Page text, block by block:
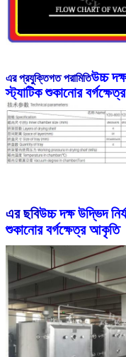
এর প্রযুক্তিগত পরামিতিউচ্চ
স্ট্যাটিক শুকানোর
এর ছবিউচ্চ দক্ষ উদ্ভিদ
শুকানোর বর্গক্ষেত্র আকৃতি